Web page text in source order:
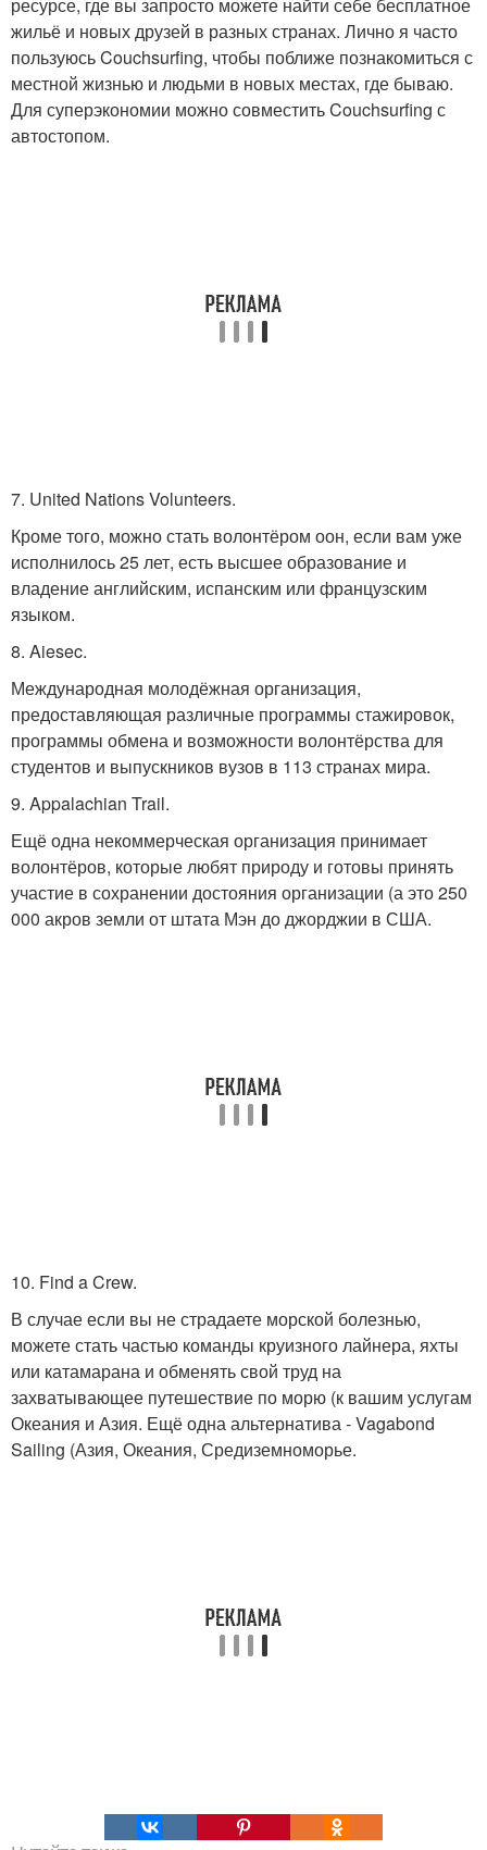
жильё и новых друзей в разных странах. Лично я часто
пользуюсь Couchsurfing, чтобы поближе познакомиться с
местной жизнью и людьми в новых местах, где бываю.
Для суперэкономии можно совместить Couchsurfing с
автостопом.
7. United Nations Volunteers.
Кроме того, можно стать волонтёром оон, если вам уже
исполнилось 25 лет, есть высшее образование и
владение английским, испанским или французским
языком.
8. Aiesec.
Международная молодёжная организация,
предоставляющая различные программы стажировок,
программы обмена и возможности волонтёрства для
студентов и выпускников вузов в 113 странах мира.
9. Appalachian Trail.
Ещё одна некоммерческая организация принимает
волонтёров, которые любят природу и готовы принять
участие в сохранении достояния организации (а это 250
000 акров земли от штата Мэн до джорджии в США.
10. Find a Crew.
В случае если вы не страдаете морской болезнью,
можете стать частью команды круизного лайнера, яхты
или катамарана и обменять свой труд на
захватывающее путешествие по морю (к вашим услугам
Океания и Азия. Ещё одна альтернатива - Vagabond
Sailing (Азия, Океания, Средиземноморье.